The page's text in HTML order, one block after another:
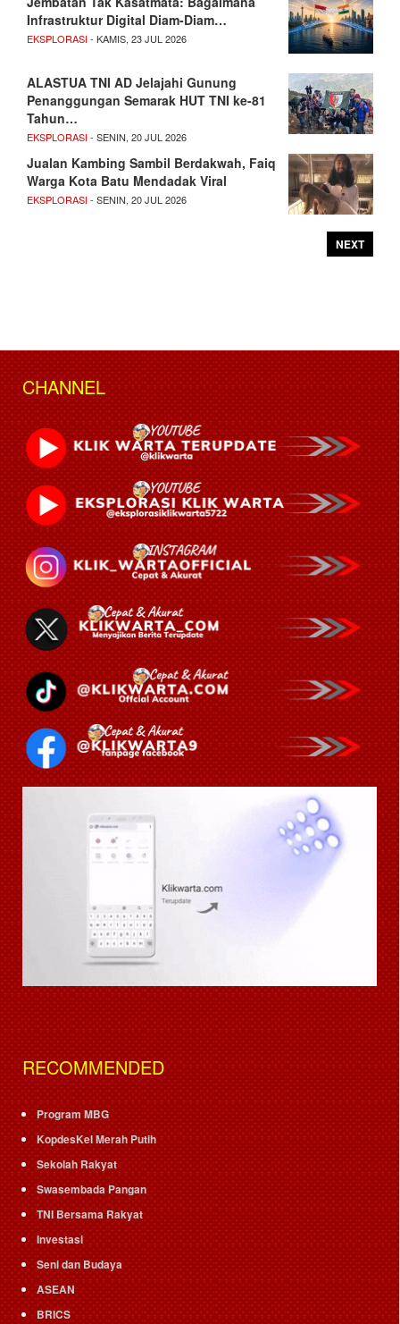
Infrastruktur Digital Diam-Diam…
EKSPLORASI- KAMIS, 23 JUL 2026
ALASTUA TNI AD Jelajahi Gunung
Penanggungan Semarak HUT TNI ke-81
Tahun…
EKSPLORASI- SENIN, 20 JUL 2026
Jualan Kambing Sambil Berdakwah, Faiq
Warga Kota Batu Mendadak Viral
EKSPLORASI- SENIN, 20 JUL 2026
NEXT
CHANNEL
RECOMMENDED
Program MBG
KopdesKel Merah Putih
Sekolah Rakyat
Swasembada Pangan
TNI Bersama Rakyat
Investasi
Seni dan Budaya
ASEAN
BRICS